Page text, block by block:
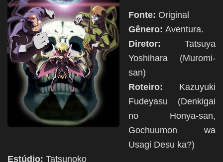
Fonte: Original
Gênero: Aventura.
Diretor:
Tatsuya
Yoshihara (Muromi-
san)
Roteiro: Kazuyuki
Fudeyasu (Denkigai
no Honya-san,
Gochuumon wa
Usagi Desu ka?)
Estúdio: Tatsunoko